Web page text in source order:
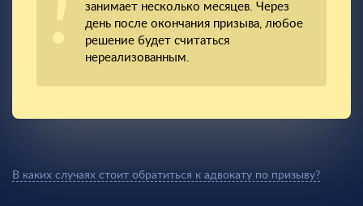
занимает несколько месяцев. Через
день после окончания призыва, любое
решение будет считаться
нереализованным.
В каких случаях стоит обратиться к адвокату по призыву?